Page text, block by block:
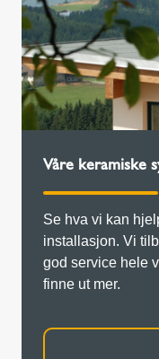
Våre keramiske
Se hva vi kan
installasjon. Vi
god service hele
finne ut mer.